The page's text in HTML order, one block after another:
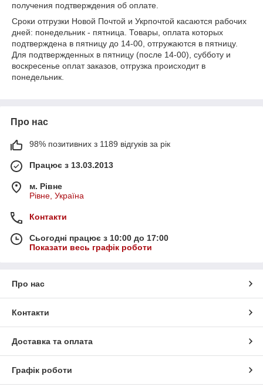
получения подтверждения об оплате.
Сроки отгрузки Новой Почтой и Укрпочтой касаются рабочих
дней: понедельник - пятница. Товары, оплата которых
подтверждена в пятницу до 14-00, отгружаются в пятницу.
Для подтвержденных в пятницу (после 14-00), субботу и
воскресенье оплат заказов, отгрузка происходит в
понедельник.
Про нас
98% позитивних з 1189 відгуків за рік
Працює з 13.03.2013
м. Рівне
Рівне, Україна
Контакти
Сьогодні працює з 10:00 до 17:00
Показати весь графік роботи
Про нас
Контакти
Доставка та оплата
Графік роботи